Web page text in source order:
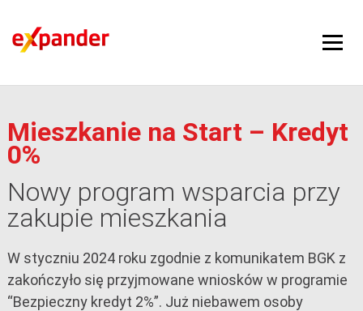
Mieszkanie na Start – Kredyt
0%
Nowy program wsparcia przy
zakupie mieszkania
W styczniu 2024 roku zgodnie z komunikatem BGK z
zakończyło się przyjmowane wniosków w programie
“Bezpieczny kredyt 2%”. Już niebawem osoby